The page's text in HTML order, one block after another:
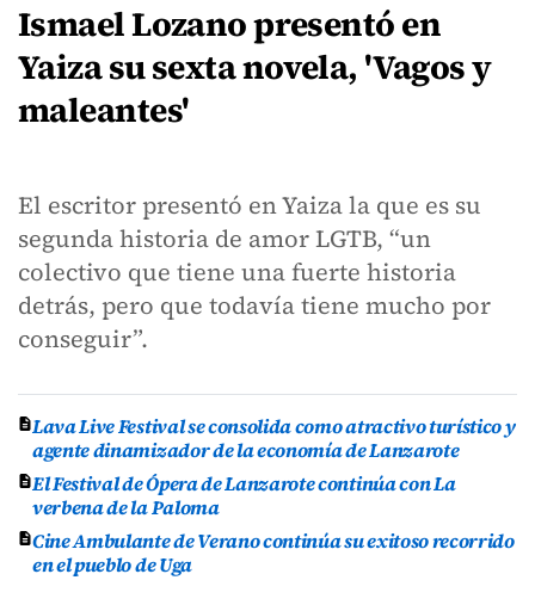
Ismael Lozano presentó en
Yaiza su sexta novela, 'Vagos y
maleantes'
El escritor presentó en Yaiza la que es su
segunda historia de amor LGTB, “un
colectivo que tiene una fuerte historia
detrás, pero que todavía tiene mucho por
conseguir”.
Lava Live Festival se consolida como atractivo turístico y
agente dinamizador de la economía de Lanzarote
El Festival de Ópera de Lanzarote continúa con La
verbena de la Paloma
Cine Ambulante de Verano continúa su exitoso recorrido
en el pueblo de Uga